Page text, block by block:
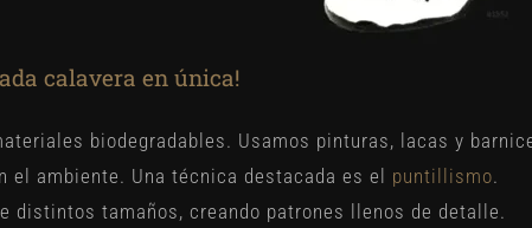
calavera en única!
biodegradables. Usamos pinturas, lacas y
ambiente. Una técnica destacada es el puntillismo.
distintos tamaños, creando patrones llenos de detalle.